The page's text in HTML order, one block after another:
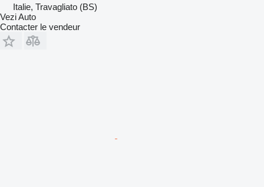
Italie, Travagliato (BS)
Vezi Auto
Contacter le vendeur